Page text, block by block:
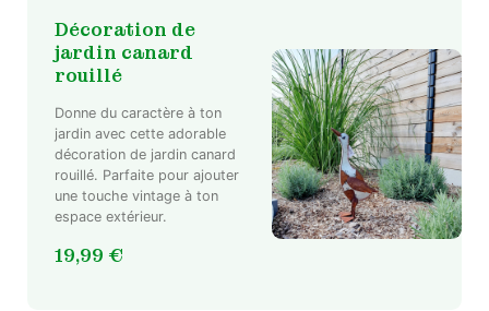
Décoration de
jardin canard
rouillé
Donne du caractère à ton
jardin avec cette adorable
décoration de jardin canard
rouillé. Parfaite pour ajouter
une touche vintage à ton
espace extérieur.
19,99 €